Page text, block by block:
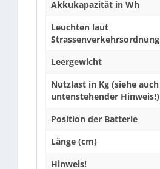
Akkukapazität in Wh
Leuchten laut
Strassenverkehrsordnung
Leergewicht
Nutzlast in Kg (siehe auch
untenstehender Hinweis!)
Position der Batterie
Länge (cm)
Hinweis!